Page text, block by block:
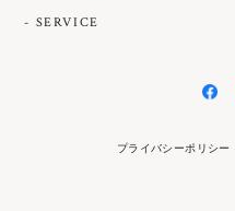
- SERVICE
プライバシーポリシー